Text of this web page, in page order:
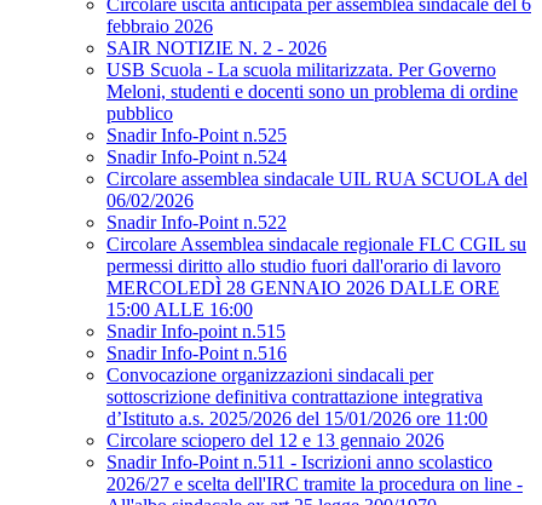
Circolare uscita anticipata per assemblea sindacale del 6
febbraio 2026
SAIR NOTIZIE N. 2 - 2026
USB Scuola - La scuola militarizzata. Per Governo
Meloni, studenti e docenti sono un problema di ordine
pubblico
Snadir Info-Point n.525
Snadir Info-Point n.524
Circolare assemblea sindacale UIL RUA SCUOLA del
06/02/2026
Snadir Info-Point n.522
Circolare Assemblea sindacale regionale FLC CGIL su
permessi diritto allo studio fuori dall'orario di lavoro
MERCOLEDÌ 28 GENNAIO 2026 DALLE ORE
15:00 ALLE 16:00
Snadir Info-point n.515
Snadir Info-Point n.516
Convocazione organizzazioni sindacali per
sottoscrizione definitiva contrattazione integrativa
d’Istituto a.s. 2025/2026 del 15/01/2026 ore 11:00
Circolare sciopero del 12 e 13 gennaio 2026
Snadir Info-Point n.511 - Iscrizioni anno scolastico
2026/27 e scelta dell'IRC tramite la procedura on line -